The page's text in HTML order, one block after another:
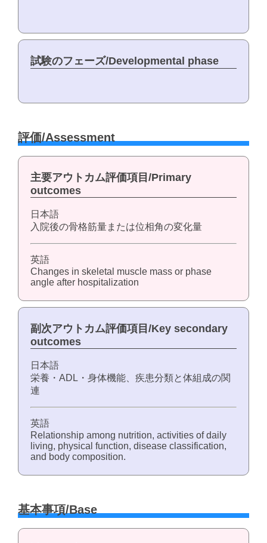
試験のフェーズ/Developmental phase
評価/Assessment
主要アウトカム評価項目/Primary
outcomes
日本語
入院後の骨格筋量または位相角の変化量
英語
Changes in skeletal muscle mass or phase
angle after hospitalization
副次アウトカム評価項目/Key secondary
outcomes
日本語
栄養・ADL・身体機能、疾患分類と体組成の関
連
英語
Relationship among nutrition, activities of daily
living, physical function, disease classification,
and body composition.
基本事項/Base